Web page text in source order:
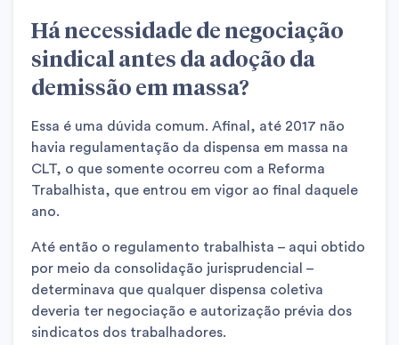
Há necessidade de negociação
sindical antes da adoção da
demissão em massa?
Essa é uma dúvida comum. Afinal, até 2017 não
havia regulamentação da dispensa em massa na
CLT, o que somente ocorreu com a Reforma
Trabalhista, que entrou em vigor ao final daquele
ano.
Até então o regulamento trabalhista – aqui obtido
por meio da consolidação jurisprudencial –
determinava que qualquer dispensa coletiva
deveria ter negociação e autorização prévia dos
sindicatos dos trabalhadores.